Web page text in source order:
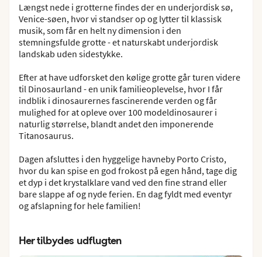
Længst nede i grotterne findes der en underjordisk sø,
Venice-søen, hvor vi standser op og lytter til klassisk
musik, som får en helt ny dimension i den
stemningsfulde grotte - et naturskabt underjordisk
landskab uden sidestykke.
Efter at have udforsket den kølige grotte går turen videre
til Dinosaurland - en unik familieoplevelse, hvor I får
indblik i dinosaurernes fascinerende verden og får
mulighed for at opleve over 100 modeldinosaurer i
naturlig størrelse, blandt andet den imponerende
Titanosaurus.
Dagen afsluttes i den hyggelige havneby Porto Cristo,
hvor du kan spise en god frokost på egen hånd, tage dig
et dyp i det krystalklare vand ved den fine strand eller
bare slappe af og nyde ferien. En dag fyldt med eventyr
og afslapning for hele familien!
Her tilbydes udflugten